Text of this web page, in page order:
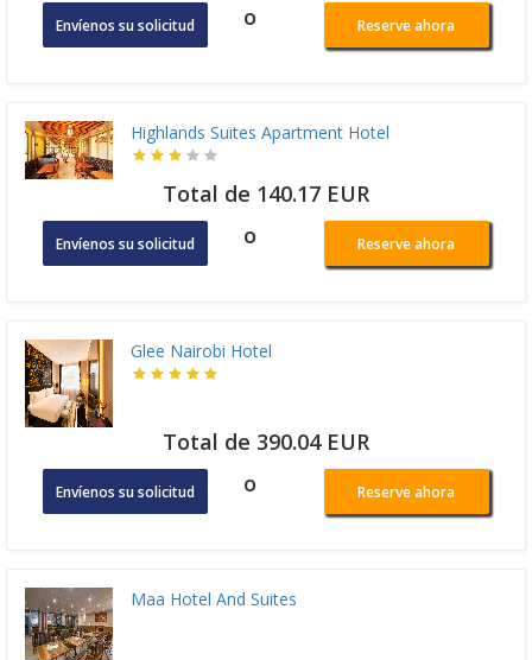
Envíenos su solicitud o Reserve ahora
Highlands Suites Apartment Hotel
Total de 140.17 EUR
Envíenos su solicitud o Reserve ahora
Glee Nairobi Hotel
Total de 390.04 EUR
Envíenos su solicitud o Reserve ahora
Maa Hotel And Suites